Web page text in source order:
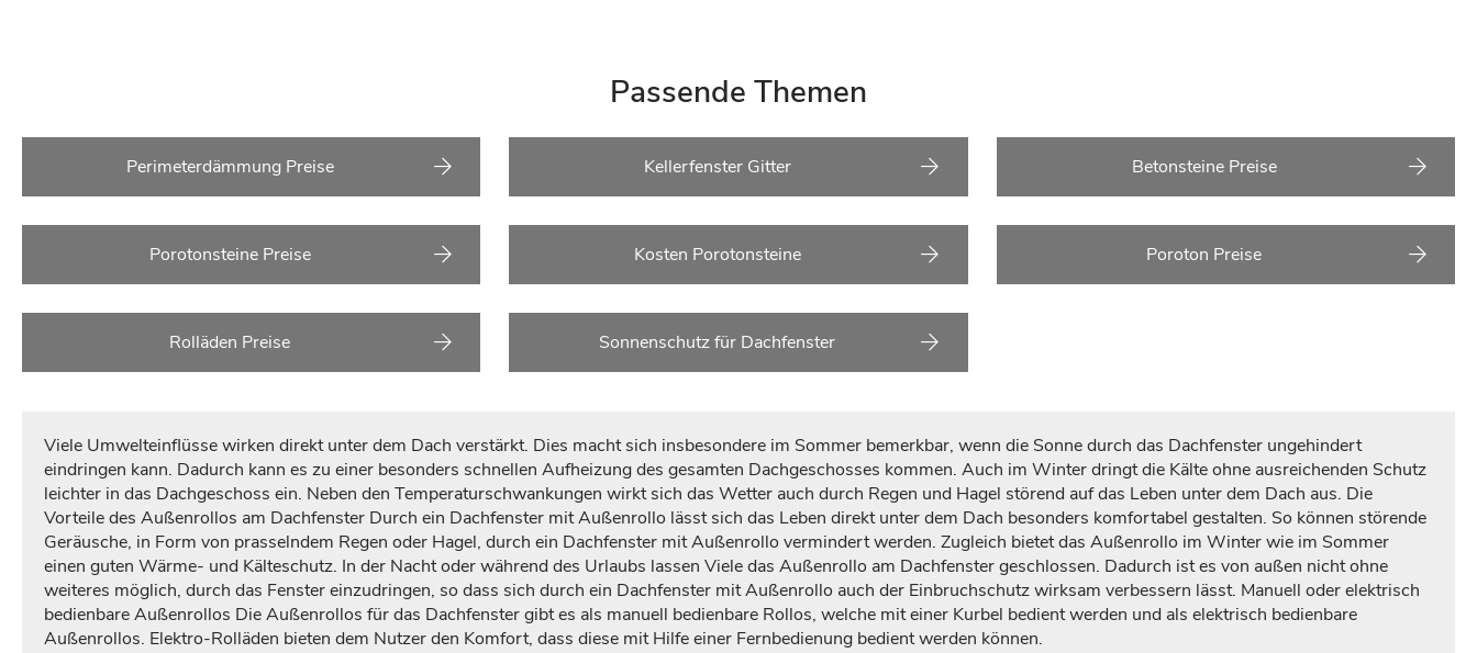
Passende Themen
Perimeterdämmung Preise Kellerfenster Gitter Betonsteine Preise
Porotonsteine Preise Kosten Porotonsteine Poroton Preise
Rolläden Preise Sonnenschutz für Dachfenster
Viele Umwelteinflüsse wirken direkt unter dem Dach verstärkt. Dies macht sich insbesondere im Sommer bemerkbar, wenn die Sonne durch das Dachfenster ungehindert
eindringen kann. Dadurch kann es zu einer besonders schnellen Aufheizung des gesamten Dachgeschosses kommen. Auch im Winter dringt die Kälte ohne ausreichenden Schutz
leichter in das Dachgeschoss ein. Neben den Temperaturschwankungen wirkt sich das Wetter auch durch Regen und Hagel störend auf das Leben unter dem Dach aus. Die
Vorteile des Außenrollos am Dachfenster Durch ein Dachfenster mit Außenrollo lässt sich das Leben direkt unter dem Dach besonders komfortabel gestalten. So können störende
Geräusche, in Form von prasselndem Regen oder Hagel, durch ein Dachfenster mit Außenrollo vermindert werden. Zugleich bietet das Außenrollo im Winter wie im Sommer
einen guten Wärme- und Kälteschutz. In der Nacht oder während des Urlaubs lassen Viele das Außenrollo am Dachfenster geschlossen. Dadurch ist es von außen nicht ohne
weiteres möglich, durch das Fenster einzudringen, so dass sich durch ein Dachfenster mit Außenrollo auch der Einbruchschutz wirksam verbessern lässt. Manuell oder elektrisch
bedienbare Außenrollos Die Außenrollos für das Dachfenster gibt es als manuell bedienbare Rollos, welche mit einer Kurbel bedient werden und als elektrisch bedienbare
Außenrollos. Elektro-Rolläden bieten dem Nutzer den Komfort, dass diese mit Hilfe einer Fernbedienung bedient werden können.